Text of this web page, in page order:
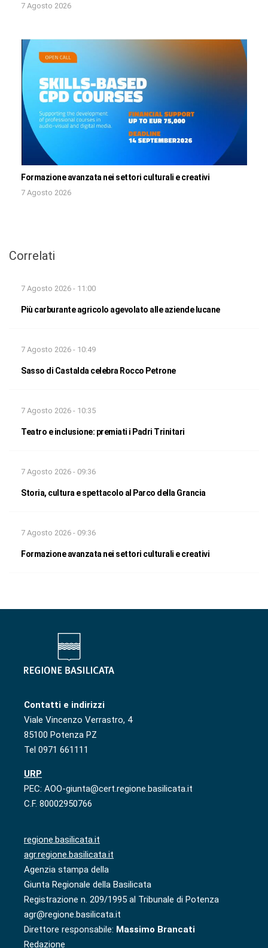
7 Agosto 2026
Formazione avanzata nei settori culturali e creativi
7 Agosto 2026
Correlati
7 Agosto 2026 - 11:00
Più carburante agricolo agevolato alle aziende lucane
7 Agosto 2026 - 10:49
Sasso di Castalda celebra Rocco Petrone
7 Agosto 2026 - 10:35
Teatro e inclusione: premiati i Padri Trinitari
7 Agosto 2026 - 09:36
Storia, cultura e spettacolo al Parco della Grancia
7 Agosto 2026 - 09:36
Formazione avanzata nei settori culturali e creativi
Contatti e indirizzi
Viale Vincenzo Verrastro, 4
85100 Potenza PZ
Tel 0971 661111
URP
PEC: AOO-giunta@cert.regione.basilicata.it
C.F. 80002950766
regione.basilicata.it
agr.regione.basilicata.it
Agenzia stampa della
Giunta Regionale della Basilicata
Registrazione n. 209/1995 al Tribunale di Potenza
agr@regione.basilicata.it
Direttore responsabile: Massimo Brancati
Redazione